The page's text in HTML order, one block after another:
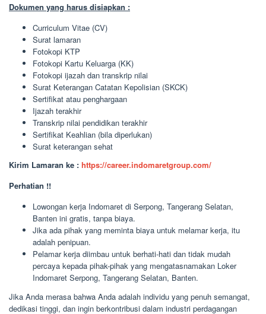
Dokumen yang harus disiapkan :
Curriculum Vitae (CV)
Surat lamaran
Fotokopi KTP
Fotokopi Kartu Keluarga (KK)
Fotokopi ijazah dan transkrip nilai
Surat Keterangan Catatan Kepolisian (SKCK)
Sertifikat atau penghargaan
Ijazah terakhir
Transkrip nilai pendidikan terakhir
Sertifikat Keahlian (bila diperlukan)
Surat keterangan sehat
Kirim Lamaran ke : https://career.indomaretgroup.com/
Perhatian !!
Lowongan kerja Indomaret di Serpong, Tangerang Selatan,
Banten ini gratis, tanpa biaya.
Jika ada pihak yang meminta biaya untuk melamar kerja, itu
adalah penipuan.
Pelamar kerja diimbau untuk berhati-hati dan tidak mudah
percaya kepada pihak-pihak yang mengatasnamakan Loker
Indomaret Serpong, Tangerang Selatan, Banten.
Jika Anda merasa bahwa Anda adalah individu yang penuh semangat,
dedikasi tinggi, dan ingin berkontribusi dalam industri perdagangan